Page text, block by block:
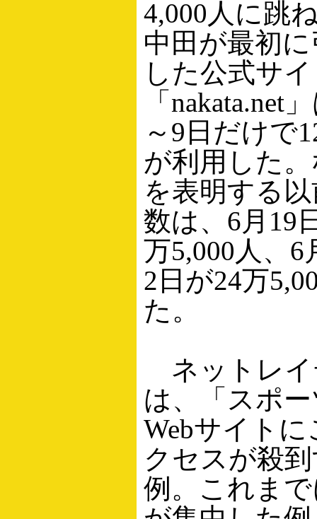
4,000人に跳
中田が最初
した公式サ
「nakata.net
～9日だけで
が利用した
を表明する
数は、6月19
万5,000人、6
2日が24万
た。
ネットレイ
は、「スポ
Webサイト
クセスが殺
例。これま